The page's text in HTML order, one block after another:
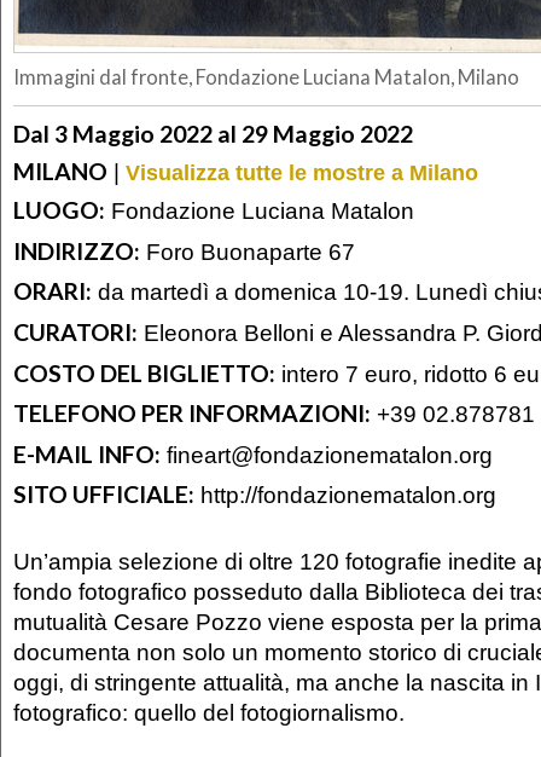
Immagini dal fronte, Fondazione Luciana Matalon, Milano
Dal 3 Maggio 2022 al 29 Maggio 2022
MILANO | Visualizza tutte le mostre a Milano
LUOGO: Fondazione Luciana Matalon
INDIRIZZO: Foro Buonaparte 67
ORARI: da martedì a domenica 10-19. Lunedì
CURATORI: Eleonora Belloni e Alessandra P.
COSTO DEL BIGLIETTO: intero 7 euro, ridotto 6
TELEFONO PER INFORMAZIONI: +39 02.878781
E-MAIL INFO: fineart@fondazionematalon.org
SITO UFFICIALE: http://fondazionematalon.org
Un’ampia selezione di oltre 120 fotografie inedite
fondo fotografico posseduto dalla Biblioteca dei
mutualità Cesare Pozzo viene esposta per la
documenta non solo un momento storico di
oggi, di stringente attualità, ma anche la nascita in
fotografico: quello del fotogiornalismo.